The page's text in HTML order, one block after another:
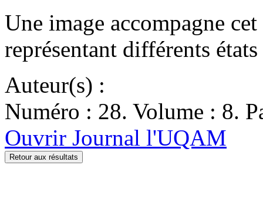
Une image accompagne
représentant différents
Auteur(s) :
Numéro : 28. Volume : 8.
Ouvrir Journal l'UQAM
Retour aux résultats